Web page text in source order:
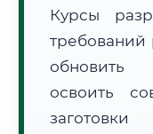
🔍Нажмите на
Курсы
требований
обновить
освоить